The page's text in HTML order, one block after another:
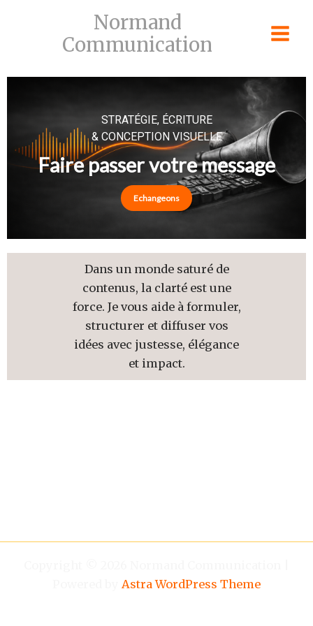
Normand
Communication
STRATÉGIE, ÉCRITURE
& CONCEPTION VISUELLE
Faire passer votre message
Echangeons
Dans un monde saturé de
contenus, la clarté est une
force. Je vous aide à formuler,
structurer et diffuser vos
idées avec justesse, élégance
et impact.
Astra WordPress Theme